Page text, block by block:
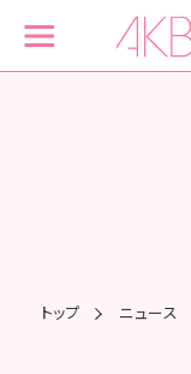
トップ ニュース